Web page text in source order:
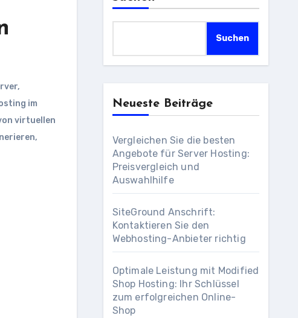
,
im
virtuellen
,
Suchen
Neueste Beiträge
Vergleichen Sie die besten
Angebote für Server Hosting:
Preisvergleich und
Auswahlhilfe
SiteGround Anschrift:
Kontaktieren Sie den
Webhosting-Anbieter richtig
Optimale Leistung mit Modified
Shop Hosting: Ihr Schlüssel
zum erfolgreichen Online-
Shop